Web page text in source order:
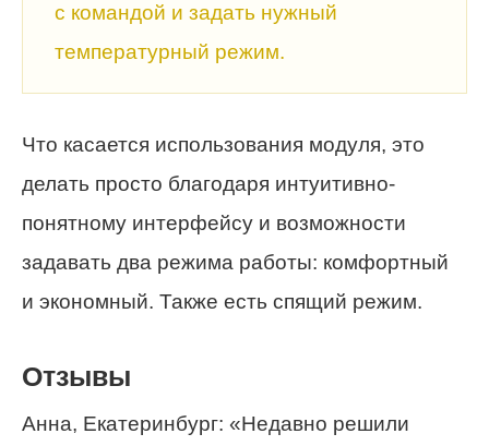
с командой и задать нужный
температурный режим.
Что касается использования модуля, это
делать просто благодаря интуитивно-
понятному интерфейсу и возможности
задавать два режима работы: комфортный
и экономный. Также есть спящий режим.
Отзывы
Анна, Екатеринбург: «Недавно решили